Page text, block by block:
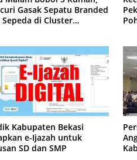
Gasak Sepatu Branded
di Cluster
Kabupaten Bekasi
e-Ijazah untuk
SD dan SMP